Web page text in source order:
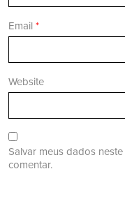
Email *
Website
Salvar meus dados
comentar.